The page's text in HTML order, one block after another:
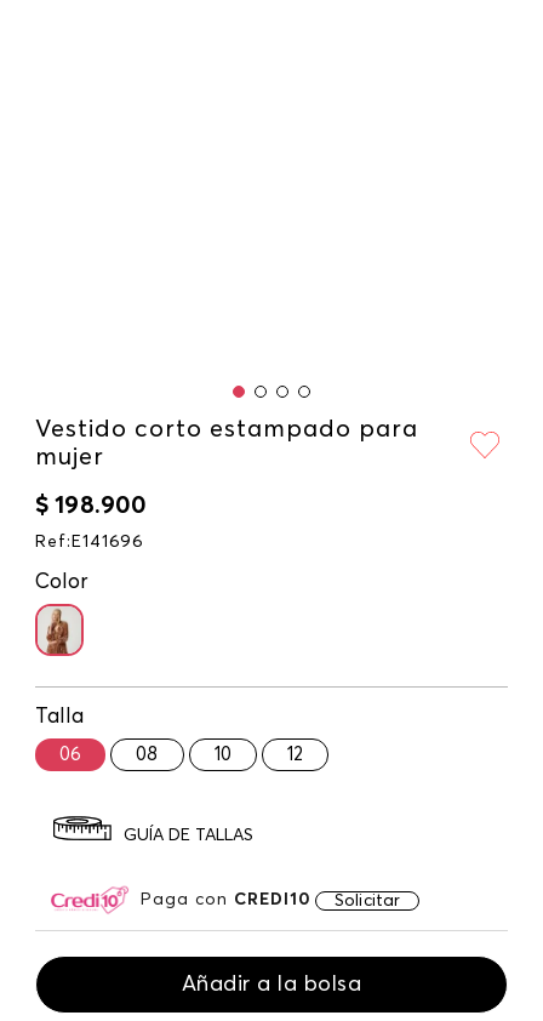
Vestido corto estampado para
mujer
$ 198.900
Ref : E141696
Color
Talla
06 08 10 12
GUÍA DE TALLAS
Paga con CREDI10 Solicitar
Añadir a la bolsa